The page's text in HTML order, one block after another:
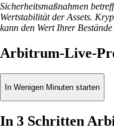
Sicherheitsmaßnahmen
Wertstabilität der Assets.
kann den Wert Ihrer
Arbitrum-Live-
In Wenigen Minuten starten
In 3 Schritten